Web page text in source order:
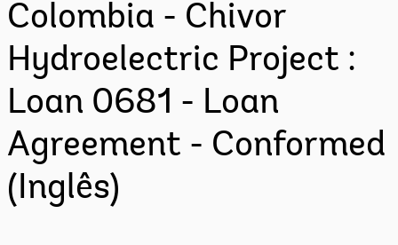
Colombia - Chivor
Hydroelectric Project :
Loan 0681 - Loan
Agreement - Conformed
(Inglês)